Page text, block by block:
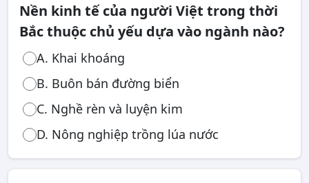
Nền kinh tế của người Việt trong thời
Bắc thuộc chủ yếu dựa vào ngành nào?
A. Khai khoáng
B. Buôn bán đường biển
C. Nghề rèn và luyện kim
D. Nông nghiệp trồng lúa nước